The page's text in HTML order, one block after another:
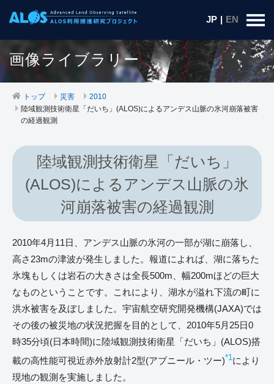
JP | EN
画像ライブラリー
トップ 災害
2010
陸域観測技術衛星「だいち」(ALOS)によるアンデス山脈の氷河崩落被害
の経過観測
陸域観測技術衛星「だいち」
(ALOS)によるアンデス山脈の氷
河崩落被害の経過観測
2010年4月11日、アンデス山脈の氷河の一部が湖に崩落し、
高さ23mの津波が発生しました。報道によれば、湖に落ちた
氷塊もしくは岩石の大きさは全長500m、幅200mほどの巨大
なものということです。これにより、湖水が溢れ下流の町に
洪水被害を及ぼしました。宇宙航空研究開発機構(JAXA)では
その後の被災地の状況把握を目的として、2010年5月25日0
時35分頃(日本時間)に陸域観測技術衛星「だいち」(ALOS)搭
載の高性能可視近赤外放射計2型(アブニール・ツー)*1 により
現地の観測を実施しました。